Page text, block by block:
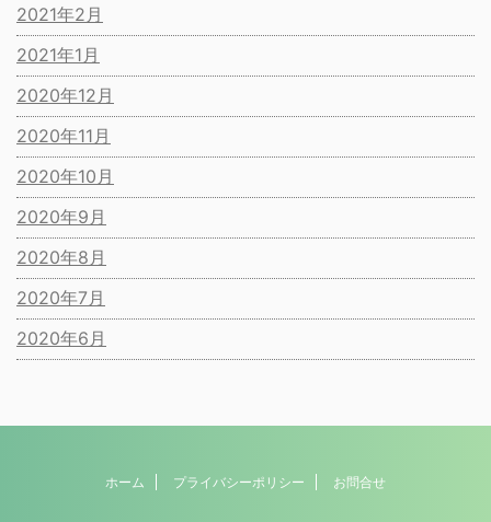
2021年2月
2021年1月
2020年12月
2020年11月
2020年10月
2020年9月
2020年8月
2020年7月
2020年6月
ホーム プライバシーポリシー お問合せ